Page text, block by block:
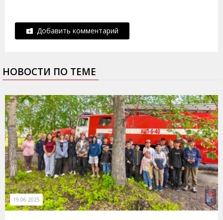
Добавить комментарий
НОВОСТИ ПО ТЕМЕ
19.06.2025